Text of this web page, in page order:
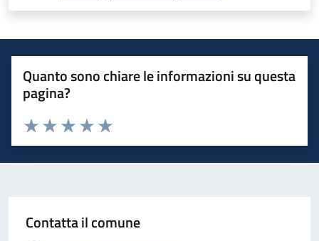
Quanto sono chiare le informazioni su questa
pagina?
Valuta 5 stelle su 5
Valuta 4 stelle su 5
Valuta 3 stelle su 5
Valuta 2 stelle su 5
Valuta 1 stelle su 5
Contatta il comune